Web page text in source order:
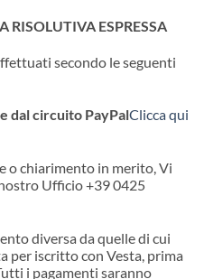
RISOLUTIVA ESPRESSA
secondo le seguenti
dal circuito PayPalClicca qui
o chiarimento in merito, Vi
Ufficio +39 0425
diversa da quelle di cui
per iscritto con Vesta, prima
i pagamenti saranno